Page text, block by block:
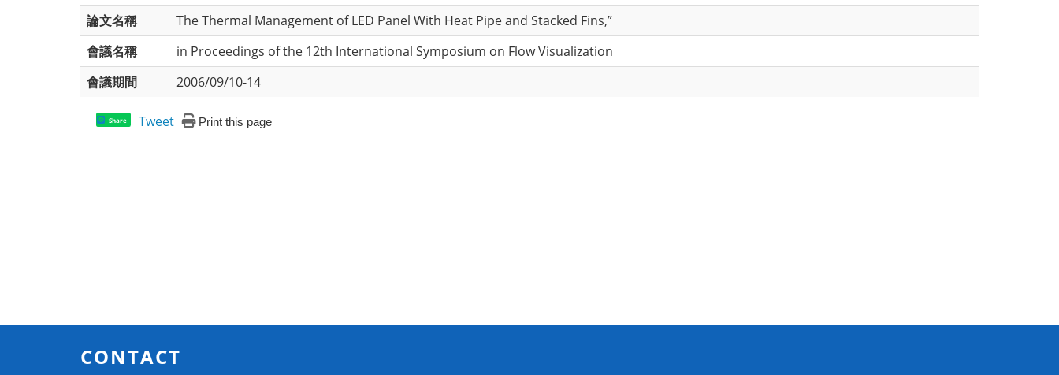
論文名稱
The Thermal Management of LED Panel With Heat Pipe and Stacked Fins,”
會議名稱
in Proceedings of the 12th International Symposium on Flow Visualization
會議期間
2006/09/10-14
Share Tweet Print this page
CONTACT